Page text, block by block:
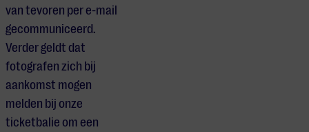
van tevoren per e-mail
gecommuniceerd.
Verder geldt dat
fotografen zich bij
aankomst mogen
melden bij onze
ticketbalie om een